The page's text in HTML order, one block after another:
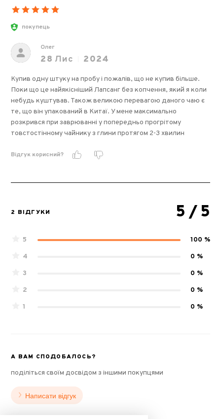
покупець
Олег
28 Лис 2024
Купив одну штуку на пробу і пожалів, що не купив більше.
Поки що це найякісніший Лапсанг без копчення, який я коли
небудь куштував. Також великою перевагою даного чаю є
те, що він упакований в Китаї. У мене максимально
розкрився при заврюванні у попередньо прогрітому
товстостінному чайнику з глини протягом 2-3 хвилин
Відгук корисний?
2 ВІДГУКИ 5 / 5
5
100 %
4
0 %
3
0 %
2
0 %
1
0 %
А ВАМ СПОДОБАЛОСЬ?
поділіться своїм досвідом з іншими покупцями
Написати відгук